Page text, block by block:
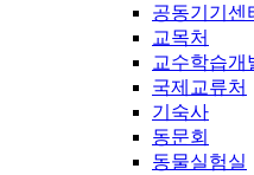
공동기기센
교목처
교수학습개
국제교류처
기숙사
동문회
동물실험실